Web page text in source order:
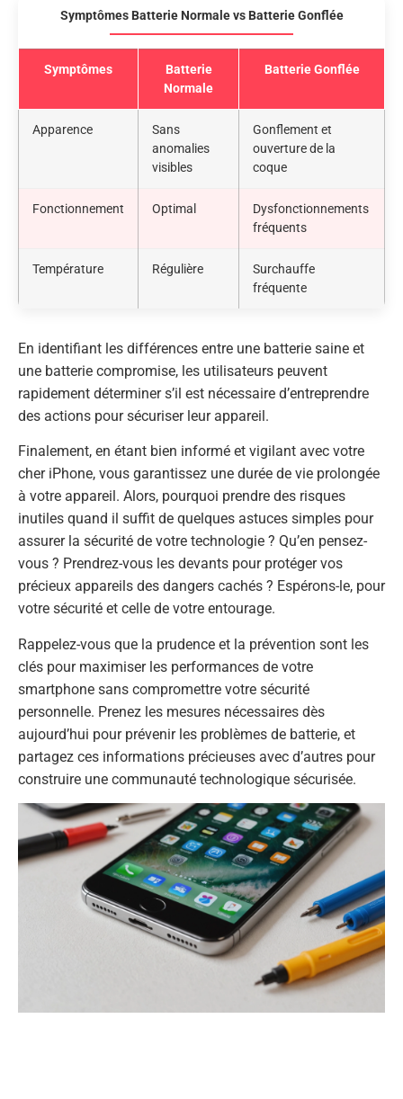
Symptômes Batterie Normale vs Batterie Gonflée
Symptômes
Batterie
Normale
Batterie Gonflée
Apparence
Sans
anomalies
visibles
Gonflement et
ouverture de la
coque
Fonctionnement Optimal
Dysfonctionnements
fréquents
Température Régulière
Surchauffe
fréquente
En identifiant les différences entre une batterie saine et
une batterie compromise, les utilisateurs peuvent
rapidement déterminer s’il est nécessaire d’entreprendre
des actions pour sécuriser leur appareil.
Finalement, en étant bien informé et vigilant avec votre
cher iPhone, vous garantissez une durée de vie prolongée
à votre appareil. Alors, pourquoi prendre des risques
inutiles quand il suffit de quelques astuces simples pour
assurer la sécurité de votre technologie ? Qu’en pensez-
vous ? Prendrez-vous les devants pour protéger vos
précieux appareils des dangers cachés ? Espérons-le, pour
votre sécurité et celle de votre entourage.
Rappelez-vous que la prudence et la prévention sont les
clés pour maximiser les performances de votre
smartphone sans compromettre votre sécurité
personnelle. Prenez les mesures nécessaires dès
aujourd’hui pour prévenir les problèmes de batterie, et
partagez ces informations précieuses avec d’autres pour
construire une communauté technologique sécurisée.